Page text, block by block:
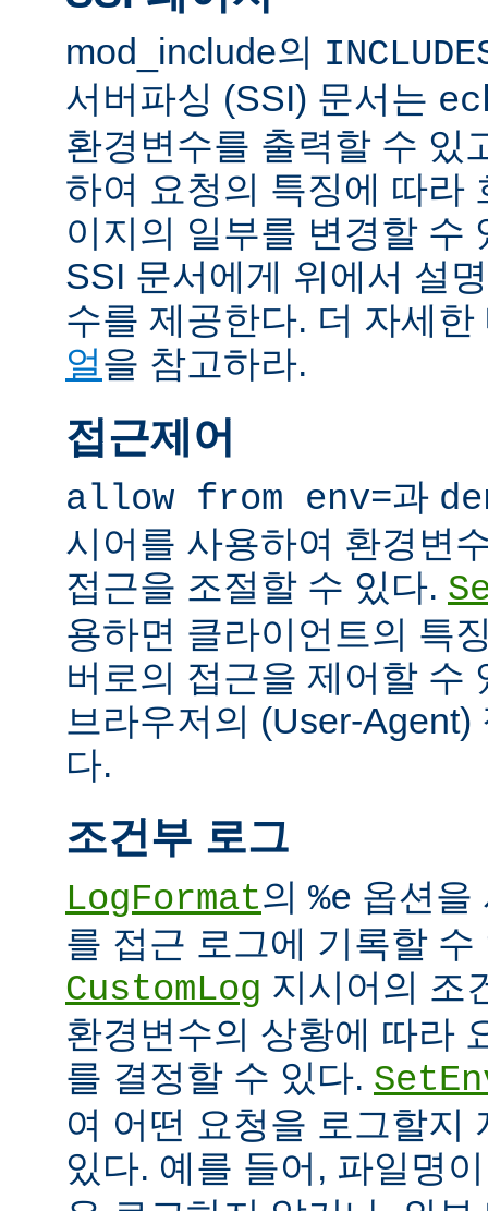
mod_include의
서버파싱 (SSI) 문서는
환경변수를 출력할 수 있
하여 요청의 특징에 따라
이지의 일부를 변경할 수
SSI 문서에게 위에서 설
수를 제공한다. 더 자세
얼을 참고하라.
접근제어
allow from env=과
시어를 사용하여 환경변
접근을 조절할 수 있다.
용하면 클라이언트의 특
버로의 접근을 제어할 수
브라우저의 (User-
다.
조건부 로그
LogFormat의 %e 옵션을
를 접근 로그에 기록할 수
CustomLog 지시어의 조
환경변수의 상황에 따라
를 결정할 수 있다.
여 어떤 요청을 로그할지
있다. 예를 들어, 파일명